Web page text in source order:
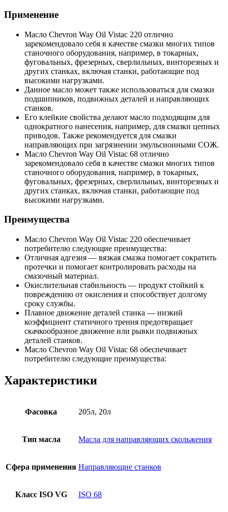
Применение
Масло Chevron Way Oil Vistac 220 отлично
зарекомендовало себя в качестве смазки многих типов
станочного оборудования, например, в токарных,
фуговальных, фрезерных, сверлильных, винторезных и
других станках, включая станки, работающие под
высокими нагрузками.
Данное масло может также использоваться для смазки
подшипников, подвижных деталей и направляющих
станков.
Его клейкие свойства делают масло подходящим для
однократного нанесения, например, для смазки цепных
приводов. Также рекомендуется для смазки
направляющих при загрязнении эмульсионными СОЖ.
Масло Chevron Way Oil Vistac 68 отлично
зарекомендовало себя в качестве смазки многих типов
станочного оборудования, например, в токарных,
фуговальных, фрезерных, сверлильных, винторезных и
других станках, включая станки, работающие под
высокими нагрузками.
Преимущества
Масло Chevron Way Oil Vistac 220 обеспечивает
потребителю следующие преимущества:
Отличная адгезия — вязкая смазка помогает сократить
протечки и помогает контролировать расходы на
смазочный материал.
Окислительная стабильность — продукт стойкий к
повреждению от окисления и способствует долгому
сроку службы.
Плавное движение деталей станка — низкий
коэффициент статичного трения предотвращает
скачкообразное движение или рывки подвижных
деталей станков.
Масло Chevron Way Oil Vistac 68 обеспечивает
потребителю следующие преимущества:
Характеристики
Фасовка 205л, 20л
Тип масла Масла для направляющих скольжения
Сфера применения Направляющие станков
Класс ISO VG ISO 68